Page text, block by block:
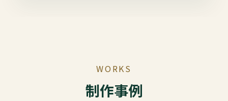
WORKS
制作事例